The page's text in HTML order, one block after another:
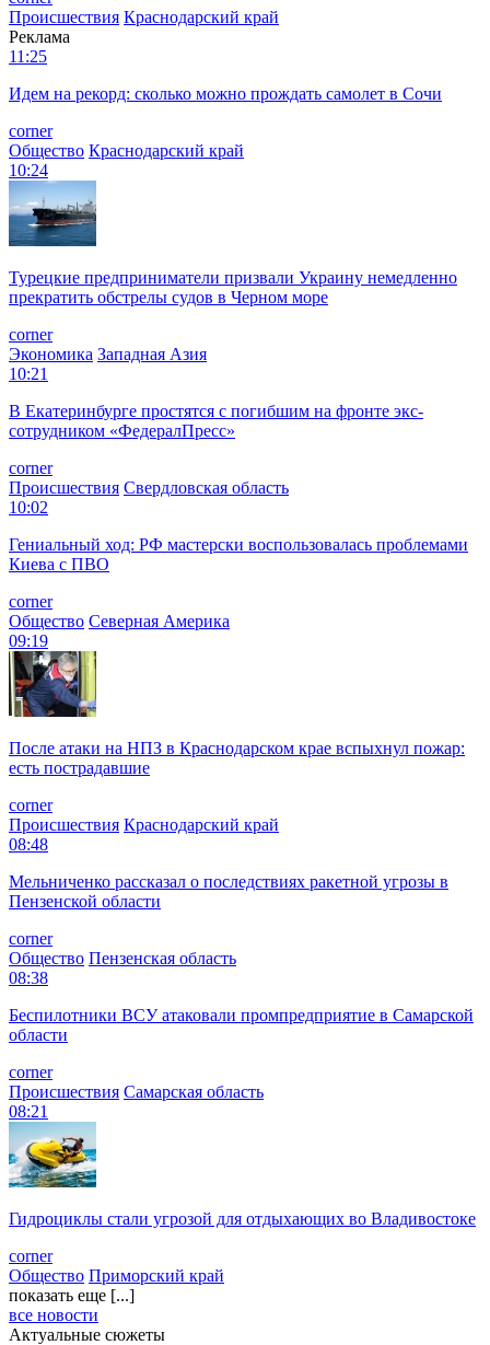
Происшествия Краснодарский край
Реклама
11:25
Идем на рекорд: сколько можно прождать самолет в Сочи
corner
Общество Краснодарский край
10:24
Турецкие предприниматели призвали Украину немедленно
прекратить обстрелы судов в Черном море
corner
Экономика Западная Азия
10:21
В Екатеринбурге простятся с погибшим на фронте экс-
сотрудником «ФедералПресс»
corner
Происшествия Свердловская область
10:02
Гениальный ход: РФ мастерски воспользовалась проблемами
Киева с ПВО
corner
Общество Северная Америка
09:19
После атаки на НПЗ в Краснодарском крае вспыхнул пожар:
есть пострадавшие
corner
Происшествия Краснодарский край
08:48
Мельниченко рассказал о последствиях ракетной угрозы в
Пензенской области
corner
Общество Пензенская область
08:38
Беспилотники ВСУ атаковали промпредприятие в Самарской
области
corner
Происшествия Самарская область
08:21
Гидроциклы стали угрозой для отдыхающих во Владивостоке
corner
Общество Приморский край
показать еще [...]
все новости
Актуальные сюжеты